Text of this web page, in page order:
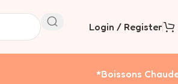
Login / Register
*boissons